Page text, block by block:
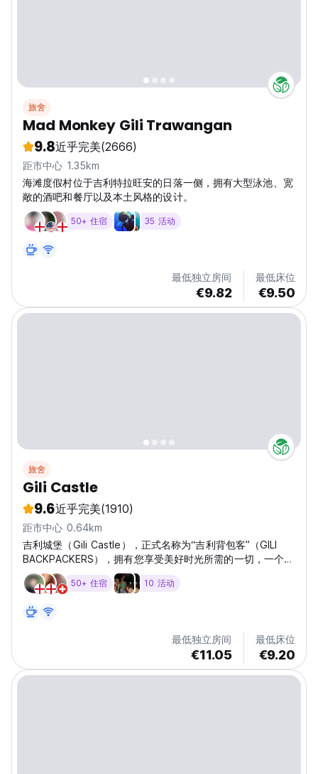
旅舍
Mad Monkey Gili Trawangan
9.8近乎完美(2666)
距市中心 1.35km
海滩度假村位于吉利特拉旺安的日落一侧，拥有大型泳池、宽
敞的酒吧和餐厅以及本土风格的设计。
50+ 住宿 35 活动
最低独立房间
€9.82
最低床位
€9.50
旅舍
Gili Castle
9.6近乎完美(1910)
距市中心 0.64km
吉利城堡（Gili Castle），正式名称为“吉利背包客”（GILI
BACKPACKERS），拥有您享受美好时光所需的一切，一个大
型休闲区，配有游泳池、攀岩墙、跳塔、酒吧和许多可供游玩
的游戏
50+ 住宿 10 活动
最低独立房间
€11.05
最低床位
€9.20